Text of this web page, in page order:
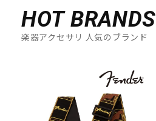
HOT BRANDS
楽器アクセサリ 人気のブランド